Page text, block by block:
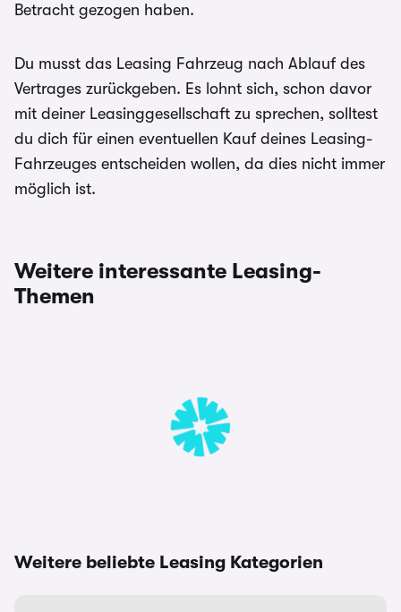
Betracht gezogen haben.
Du musst das Leasing Fahrzeug nach Ablauf des
Vertrages zurückgeben. Es lohnt sich, schon davor
mit deiner Leasinggesellschaft zu sprechen, solltest
du dich für einen eventuellen Kauf deines Leasing-
Fahrzeuges entscheiden wollen, da dies nicht immer
möglich ist.
Weitere interessante Leasing-
Themen
Weitere beliebte Leasing Kategorien